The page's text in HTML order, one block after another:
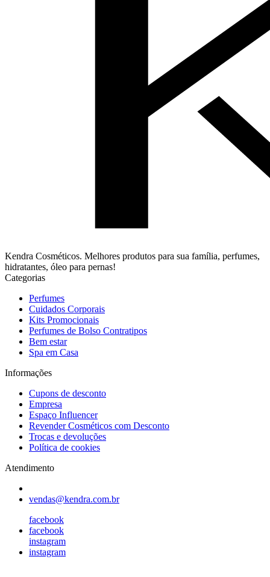
Kendra Cosméticos. Melhores produtos para sua família, perfumes,
hidratantes, óleo para pernas!
Categorias
Perfumes
Cuidados Corporais
Kits Promocionais
Perfumes de Bolso Contratipos
Bem estar
Spa em Casa
Informações
Cupons de desconto
Empresa
Espaço Influencer
Revender Cosméticos com Desconto
Trocas e devoluções
Política de cookies
Atendimento
vendas@kendra.com.br
facebook
facebook
instagram
instagram